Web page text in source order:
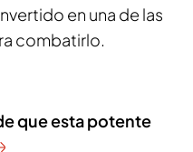
en una de las
combatirlo.
que esta potente